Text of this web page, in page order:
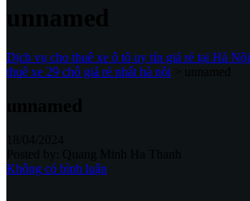
Dịch vụ cho thuê xe ô tô uy tín giá rẻ tại Hà Nội
thuê xe 29 chỗ giá rẻ nhất hà nội
Không có bình luận